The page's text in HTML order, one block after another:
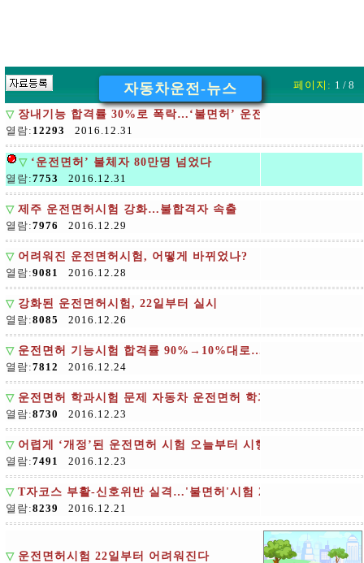
자동차운전-뉴스 페이지: 1 / 8
▽ 장내기능 합격률 30%로 폭락…‘불면허’ 운전시험 일주일
열람: 12293 2016.12.31
▽ ‘운전면허’ 불체자 80만명 넘었다
열람:7753 2016.12.31
▽ 제주 운전면허시험 강화…불합격자 속출
열람:7976 2016.12.29
▽ 어려워진 운전면허시험, 어떻게 바뀌었나?
열람:9081 2016.12.28
▽ 강화된 운전면허시험, 22일부터 실시
열람:8085 2016.12.26
▽ 운전면허 기능시험 합격률 90%→10%대로…응시자들 어리둥절
열람:7812 2016.12.24
▽ 운전면허 학과시험 문제 자동차 운전면허 학과시험 문제공개
열람:8730 2016.12.23
▽ 어렵게 ‘개정’된 운전면허 시험 오늘부터 시행
열람:7491 2016.12.23
▽ T자코스 부활-신호위반 실격…'불면허'시험 22일 시행
열람:8239 2016.12.21
▽ 운전면허시험 22일부터 어려워진다